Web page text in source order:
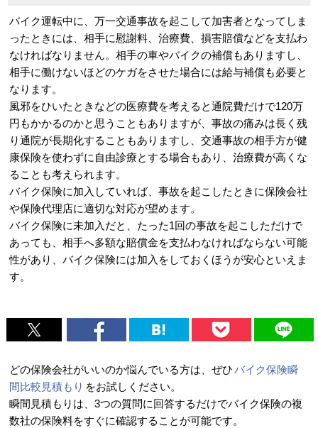
バイク運転中に、万一交通事故を起こして加害者となってしま
ったときには、相手に慰謝料、治療費、損害賠償などを支払わ
なければなりません。相手の車やバイクの補償もありますし、
相手に働けないほどのケガをさせた場合には給与補償も必要と
なります。
風邪をひいたときなどの医療費を考えると通院費だけで120万
円もかかるのかと思うこともありますが、事故の痛みは長く残
り通院が長期化することもありますし、交通事故の相手方が健
康保険を使わずに自由診療とする場合もあり、治療費が高くな
ることも考えられます。
バイク保険に加入していれば、事故を起こしたときに保険会社
や保険代理店に適切な対応が望めます。
バイク保険に未加入だと、たった1回の事故を起こしただけで
あっても、相手へ多額な賠償金を支払わなければならない可能
性があり、バイク保険には加入をしておくほうが安心といえま
す。
どの保険会社がいいのか悩んでいる方は、ぜひ バイク保険瞬
間比較見積もり をお試しください。
瞬間見積もりは、3つの質問に回答するだけでバイク保険の複
数社の保険料をすぐに確認することが可能です。